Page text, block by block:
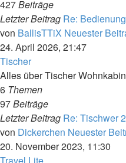
427Beiträge
Letzter Beitrag Re:
von BallisTTiX Neuester
24. April 2026, 21:47
Tischer
Alles über Tischer
6 Themen
97Beiträge
Letzter Beitrag Re: Tischwer
von Dickerchen Neuester
20. November 2023, 11:30